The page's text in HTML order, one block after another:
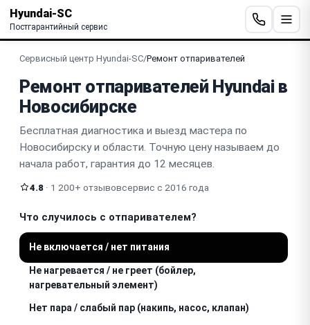
Hyundai-SC
Постгарантийный сервис
Сервисный центр Hyundai-SC/Ремонт отпаривателей
Ремонт отпаривателей Hyundai в
Новосибирске
Бесплатная диагностика и выезд мастера по
Новосибирску и области. Точную цену называем до
начала работ, гарантия до 12 месяцев.
4.8 · 1 200+ отзывовсервис с 2016 года
Что случилось с отпаривателем?
Не включается / нет питания
Не нагревается / не греет (бойлер,
нагревательный элемент)
Нет пара / слабый пар (накипь, насос, клапан)